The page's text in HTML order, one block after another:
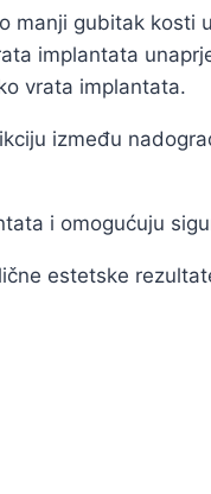
manji gubitak kosti
implantata
vrata implantata.
između
i omogućuju
estetske